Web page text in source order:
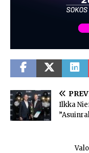
Ilkka